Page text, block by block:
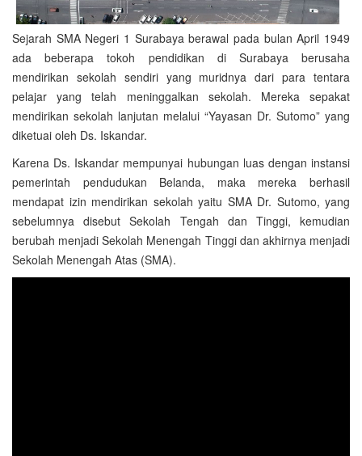
Sejarah SMA Negeri 1 Surabaya berawal pada bulan April 1949
ada beberapa tokoh pendidikan di Surabaya berusaha
mendirikan sekolah sendiri yang muridnya dari para tentara
pelajar yang telah meninggalkan sekolah. Mereka sepakat
mendirikan sekolah lanjutan melalui “Yayasan Dr. Sutomo” yang
diketuai oleh Ds. Iskandar.
Karena Ds. Iskandar mempunyai hubungan luas dengan instansi
pemerintah pendudukan Belanda, maka mereka berhasil
mendapat izin mendirikan sekolah yaitu SMA Dr. Sutomo, yang
sebelumnya disebut Sekolah Tengah dan Tinggi, kemudian
berubah menjadi Sekolah Menengah Tinggi dan akhirnya menjadi
Sekolah Menengah Atas (SMA).